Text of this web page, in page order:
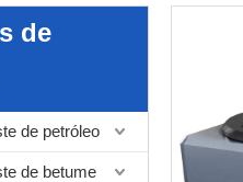
de
de petróleo
de betume